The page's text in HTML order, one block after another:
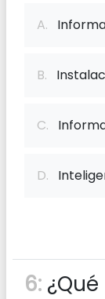
A.
B.
C.
D.
6: